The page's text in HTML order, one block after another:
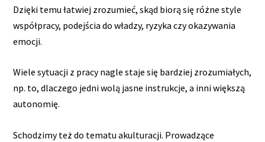
Dzięki temu łatwiej zrozumieć, skąd biorą się różne style
współpracy, podejścia do władzy, ryzyka czy okazywania
emocji.
Wiele sytuacji z pracy nagle staje się bardziej zrozumiałych,
np. to, dlaczego jedni wolą jasne instrukcje, a inni większą
autonomię.
Schodzimy też do tematu akulturacji. Prowadzące